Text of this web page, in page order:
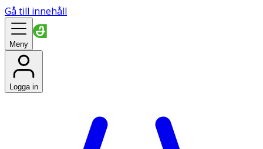
Gå till innehåll
Meny
Logga in